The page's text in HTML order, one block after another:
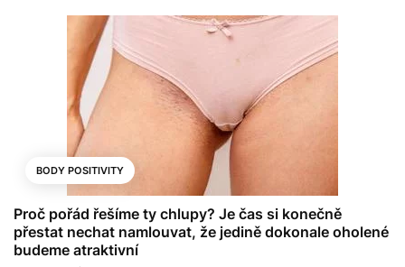
BODY POSITIVITY
Proč pořád řešíme ty chlupy? Je čas si konečně
přestat nechat namlouvat, že jedině dokonale oholené
budeme atraktivní